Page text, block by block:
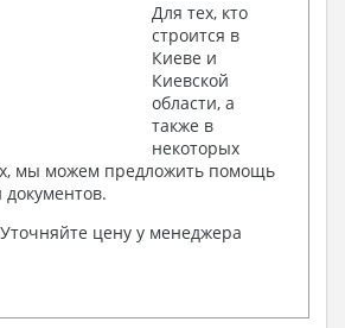
Для тех, кто
строится в
Киеве и
Киевской
области, а
также в
некоторых
мы можем предложить помощь
Уточняйте цену у менеджера